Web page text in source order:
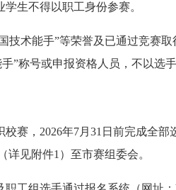
生不得以职工身份参赛。
技术能手”等荣誉及已通过竞赛
”称号或申报资格人员，不以选
校赛，2026年7月31日前完成全
见附件1）至市赛组委会。